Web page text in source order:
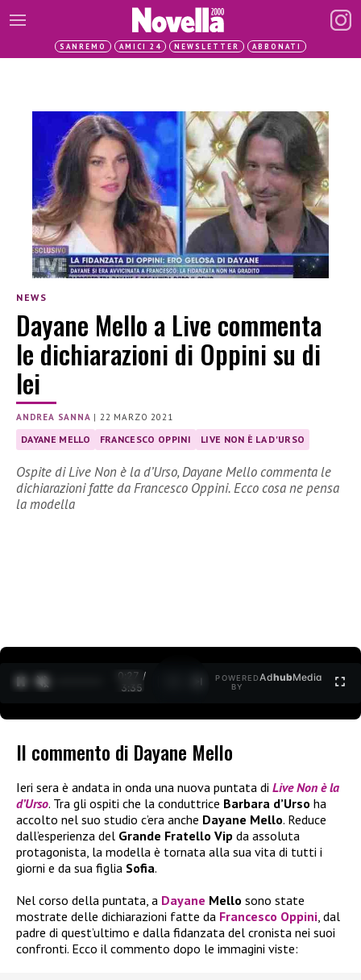
SANREMO AMICI 24 NEWSLETTER ABBONATI
NEWS
Dayane Mello a Live commenta
le dichiarazioni di Oppini su di
lei
ANDREA SANNA |22 MARZO 2021
DAYANE MELLO FRANCESCO OPPINI LIVE NON È LA D'URSO
Ospite di Live Non è la d’Urso, Dayane Mello commenta le
dichiarazioni fatte da Francesco Oppini. Ecco cosa ne pensa
la modella
0:27 /
3:35
POWERED
BY
AdhubMedia
Il commento di Dayane Mello
Ieri sera è andata in onda una nuova puntata di Live Non è la
d’Urso. Tra gli ospiti che la conduttrice Barbara d’Urso ha
accolto nel suo studio c’era anche Dayane Mello. Reduce
dall’esperienza del Grande Fratello Vip da assoluta
protagonista, la modella è tornata alla sua vita di tutti i
giorni e da sua figlia Sofia.
Nel corso della puntata, a Dayane Mello sono state
mostrate delle dichiarazioni fatte da Francesco Oppini, dal
padre di quest’ultimo e dalla fidanzata del cronista nei suoi
confronti. Ecco il commento dopo le immagini viste: